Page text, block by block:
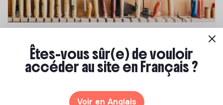
Comment se former à la transition écologique
Marianne Roussel•09 janvier 2024
Êtes-vous sûr(e) de vouloir
accéder au site en Français ?
Voir en Anglais